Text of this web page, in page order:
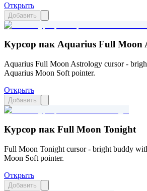
Открыть
Добавить
Курсор пак Aquarius Full Moon
Aquarius Full Moon Astrology cursor -
Aquarius Moon Soft pointer.
Открыть
Добавить
Курсор пак Full Moon Tonight
Full Moon Tonight cursor - bright buddy
Moon Soft pointer.
Открыть
Добавить